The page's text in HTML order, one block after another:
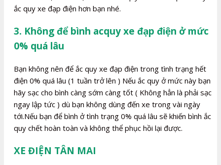
ắc quy xe đạp điện hơn bạn nhé.
3. Không để bình acquy xe đạp điện ở mức
0% quá lâu
Bạn không nên để ắc quy xe đạp điện trong tình trạng hết
điện 0% quá lâu (1 tuần trở lên ) Nếu ắc quy ở mức này bạn
hãy sạc cho bình càng sớm càng tốt ( Không hẳn là phải sạc
ngay lập tức ) dù bạn không dùng đến xe trong vài ngày
tới.Nếu bạn để bình ở tình trạng 0% quá lâu sẽ khiến bình ắc
quy chết hoàn toàn và không thể phục hồi lại được.
XE ĐIỆN TÂN MAI